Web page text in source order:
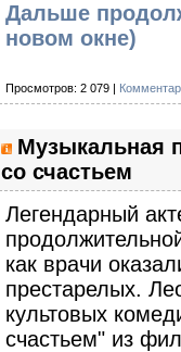
Дальше
новом окне)
Просмотров: 2 079 |
Музыкальная
со счастьем
Легендарный
как врачи
престарелых.
культовых
счастьем" из